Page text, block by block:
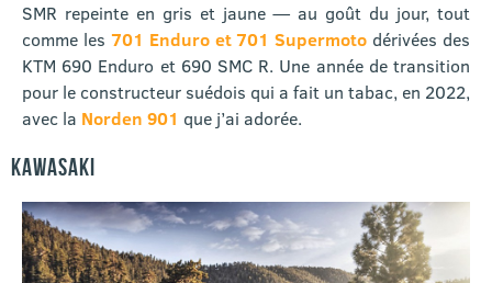
SMR repeinte en gris et jaune — au goût du jour, tout
comme les 701 Enduro et 701 Supermoto dérivées des
KTM 690 Enduro et 690 SMC R. Une année de transition
pour le constructeur suédois qui a fait un tabac, en 2022,
avec la Norden 901 que j’ai adorée.
KAWASAKI